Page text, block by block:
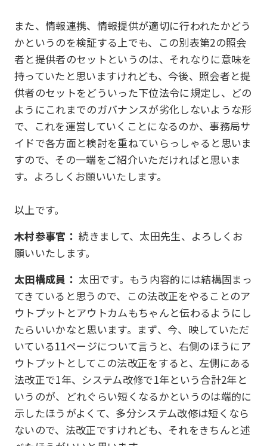
また、情報連携、情報提供が適切に行われたかどう
かというのを検証する上でも、この別表第2の照会
者と提供者のセットというのは、それなりに意味を
持っていたと思いますけれども、今後、照会者と提
供者のセットをどういった下位法令に規定し、どの
ようにこれまでのガバナンスが劣化しないような形
で、これを運営していくことになるのか、事務局サ
イドで各方面と検討を重ねていらっしゃると思いま
すので、その一端をご紹介いただければと思いま
す。よろしくお願いいたします。
以上です。
木村参事官： 続きまして、太田先生、よろしくお
願いいたします。
太田構成員： 太田です。もう内容的には結構固まっ
てきていると思うので、この法改正をやることのア
ウトプットとアウトカムもちゃんと伝わるようにし
たらいいかなと思います。まず、今、映していただ
いている11ページについて言うと、右側のほうにア
ウトプットとしてこの法改正をすると、左側にある
法改正で1年、システム改修で1年という合計2年と
いうのが、どれぐらい短くなるかというのは端的に
示したほうがよくて、多分システム改修は短くなら
ないので、法改正ですけれども、それをきちんと述